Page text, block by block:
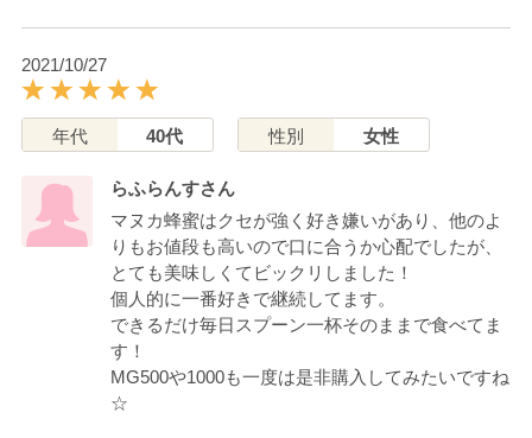
2021/10/27
年代 40代 性別 女性
らふらんすさん
マヌカ蜂蜜はクセが強く好き嫌いがあり、他のよ
りもお値段も高いので口に合うか心配でしたが、
とても美味しくてビックリしました！
個人的に一番好きで継続してます。
できるだけ毎日スプーン一杯そのままで食べてま
す！
MG500や1000も一度は是非購入してみたいですね
☆